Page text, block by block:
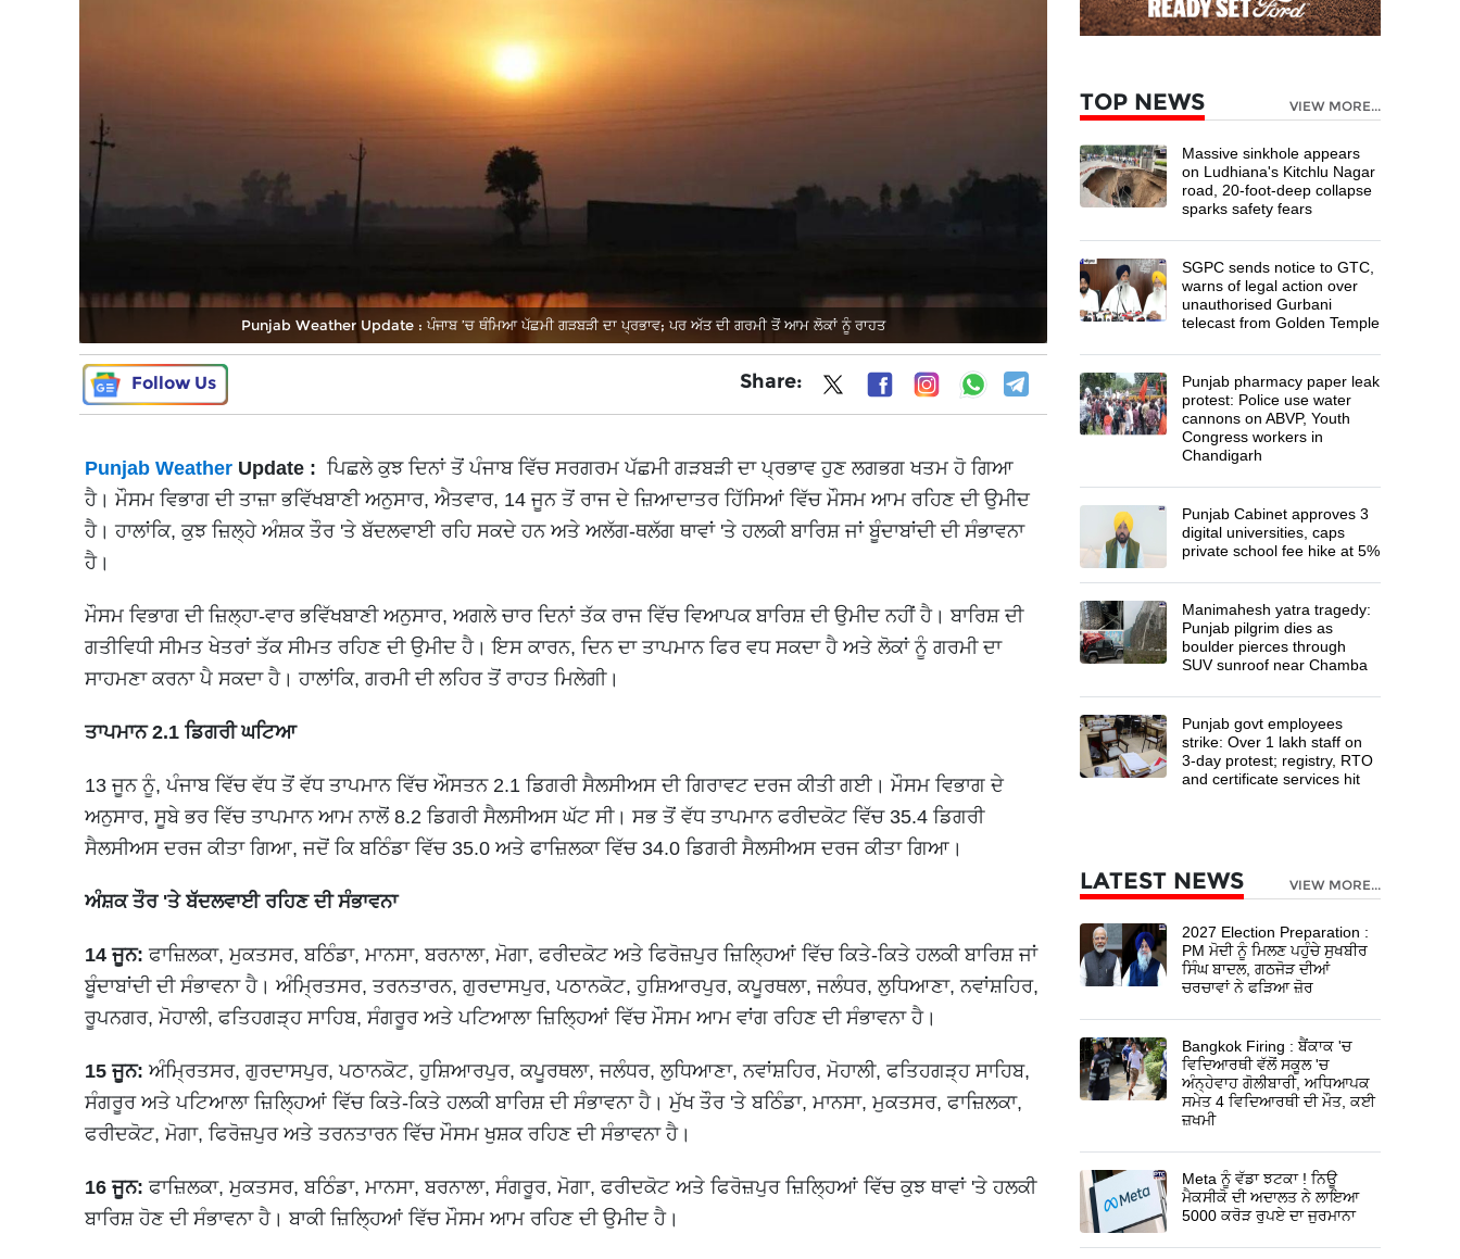
Punjab Weather Update : ਪੰਜਾਬ ’ਚ ਥੰਮਿਆ ਪੱਛਮੀ ਗੜਬੜੀ ਦਾ ਪ੍ਰਭਾਵ; ਪਰ ਅੱਤ ਦੀ ਗਰਮੀ ਤੋਂ ਆਮ ਲੋਕਾਂ ਨੂੰ ਰਾਹਤ
Follow Us Share:
Punjab Weather Update : ਪਿਛਲੇ ਕੁਝ ਦਿਨਾਂ ਤੋਂ ਪੰਜਾਬ ਵਿੱਚ ਸਰਗਰਮ ਪੱਛਮੀ ਗੜਬੜੀ ਦਾ ਪ੍ਰਭਾਵ ਹੁਣ ਲਗਭਗ ਖਤਮ ਹੋ ਗਿਆ
ਹੈ। ਮੌਸਮ ਵਿਭਾਗ ਦੀ ਤਾਜ਼ਾ ਭਵਿੱਖਬਾਣੀ ਅਨੁਸਾਰ, ਐਤਵਾਰ, 14 ਜੂਨ ਤੋਂ ਰਾਜ ਦੇ ਜ਼ਿਆਦਾਤਰ ਹਿੱਸਿਆਂ ਵਿੱਚ ਮੌਸਮ ਆਮ ਰਹਿਣ ਦੀ ਉਮੀਦ
ਹੈ। ਹਾਲਾਂਕਿ, ਕੁਝ ਜ਼ਿਲ੍ਹੇ ਅੰਸ਼ਕ ਤੌਰ 'ਤੇ ਬੱਦਲਵਾਈ ਰਹਿ ਸਕਦੇ ਹਨ ਅਤੇ ਅਲੱਗ-ਥਲੱਗ ਥਾਵਾਂ 'ਤੇ ਹਲਕੀ ਬਾਰਿਸ਼ ਜਾਂ ਬੂੰਦਾਬਾਂਦੀ ਦੀ ਸੰਭਾਵਨਾ
ਹੈ।
ਮੌਸਮ ਵਿਭਾਗ ਦੀ ਜ਼ਿਲ੍ਹਾ-ਵਾਰ ਭਵਿੱਖਬਾਣੀ ਅਨੁਸਾਰ, ਅਗਲੇ ਚਾਰ ਦਿਨਾਂ ਤੱਕ ਰਾਜ ਵਿੱਚ ਵਿਆਪਕ ਬਾਰਿਸ਼ ਦੀ ਉਮੀਦ ਨਹੀਂ ਹੈ। ਬਾਰਿਸ਼ ਦੀ
ਗਤੀਵਿਧੀ ਸੀਮਤ ਖੇਤਰਾਂ ਤੱਕ ਸੀਮਤ ਰਹਿਣ ਦੀ ਉਮੀਦ ਹੈ। ਇਸ ਕਾਰਨ, ਦਿਨ ਦਾ ਤਾਪਮਾਨ ਫਿਰ ਵਧ ਸਕਦਾ ਹੈ ਅਤੇ ਲੋਕਾਂ ਨੂੰ ਗਰਮੀ ਦਾ
ਸਾਹਮਣਾ ਕਰਨਾ ਪੈ ਸਕਦਾ ਹੈ। ਹਾਲਾਂਕਿ, ਗਰਮੀ ਦੀ ਲਹਿਰ ਤੋਂ ਰਾਹਤ ਮਿਲੇਗੀ।
ਤਾਪਮਾਨ 2.1 ਡਿਗਰੀ ਘਟਿਆ
13 ਜੂਨ ਨੂੰ, ਪੰਜਾਬ ਵਿੱਚ ਵੱਧ ਤੋਂ ਵੱਧ ਤਾਪਮਾਨ ਵਿੱਚ ਔਸਤਨ 2.1 ਡਿਗਰੀ ਸੈਲਸੀਅਸ ਦੀ ਗਿਰਾਵਟ ਦਰਜ ਕੀਤੀ ਗਈ। ਮੌਸਮ ਵਿਭਾਗ ਦੇ
ਅਨੁਸਾਰ, ਸੂਬੇ ਭਰ ਵਿੱਚ ਤਾਪਮਾਨ ਆਮ ਨਾਲੋਂ 8.2 ਡਿਗਰੀ ਸੈਲਸੀਅਸ ਘੱਟ ਸੀ। ਸਭ ਤੋਂ ਵੱਧ ਤਾਪਮਾਨ ਫਰੀਦਕੋਟ ਵਿੱਚ 35.4 ਡਿਗਰੀ
ਸੈਲਸੀਅਸ ਦਰਜ ਕੀਤਾ ਗਿਆ, ਜਦੋਂ ਕਿ ਬਠਿੰਡਾ ਵਿੱਚ 35.0 ਅਤੇ ਫਾਜ਼ਿਲਕਾ ਵਿੱਚ 34.0 ਡਿਗਰੀ ਸੈਲਸੀਅਸ ਦਰਜ ਕੀਤਾ ਗਿਆ।
ਅੰਸ਼ਕ ਤੌਰ 'ਤੇ ਬੱਦਲਵਾਈ ਰਹਿਣ ਦੀ ਸੰਭਾਵਨਾ
14 ਜੂਨ: ਫਾਜ਼ਿਲਕਾ, ਮੁਕਤਸਰ, ਬਠਿੰਡਾ, ਮਾਨਸਾ, ਬਰਨਾਲਾ, ਮੋਗਾ, ਫਰੀਦਕੋਟ ਅਤੇ ਫਿਰੋਜ਼ਪੁਰ ਜ਼ਿਲ੍ਹਿਆਂ ਵਿੱਚ ਕਿਤੇ-ਕਿਤੇ ਹਲਕੀ ਬਾਰਿਸ਼ ਜਾਂ
ਬੂੰਦਾਬਾਂਦੀ ਦੀ ਸੰਭਾਵਨਾ ਹੈ। ਅੰਮ੍ਰਿਤਸਰ, ਤਰਨਤਾਰਨ, ਗੁਰਦਾਸਪੁਰ, ਪਠਾਨਕੋਟ, ਹੁਸ਼ਿਆਰਪੁਰ, ਕਪੂਰਥਲਾ, ਜਲੰਧਰ, ਲੁਧਿਆਣਾ, ਨਵਾਂਸ਼ਹਿਰ,
ਰੂਪਨਗਰ, ਮੋਹਾਲੀ, ਫਤਿਹਗੜ੍ਹ ਸਾਹਿਬ, ਸੰਗਰੂਰ ਅਤੇ ਪਟਿਆਲਾ ਜ਼ਿਲ੍ਹਿਆਂ ਵਿੱਚ ਮੌਸਮ ਆਮ ਵਾਂਗ ਰਹਿਣ ਦੀ ਸੰਭਾਵਨਾ ਹੈ।
15 ਜੂਨ: ਅੰਮ੍ਰਿਤਸਰ, ਗੁਰਦਾਸਪੁਰ, ਪਠਾਨਕੋਟ, ਹੁਸ਼ਿਆਰਪੁਰ, ਕਪੂਰਥਲਾ, ਜਲੰਧਰ, ਲੁਧਿਆਣਾ, ਨਵਾਂਸ਼ਹਿਰ, ਮੋਹਾਲੀ, ਫਤਿਹਗੜ੍ਹ ਸਾਹਿਬ,
ਸੰਗਰੂਰ ਅਤੇ ਪਟਿਆਲਾ ਜ਼ਿਲ੍ਹਿਆਂ ਵਿੱਚ ਕਿਤੇ-ਕਿਤੇ ਹਲਕੀ ਬਾਰਿਸ਼ ਦੀ ਸੰਭਾਵਨਾ ਹੈ। ਮੁੱਖ ਤੌਰ 'ਤੇ ਬਠਿੰਡਾ, ਮਾਨਸਾ, ਮੁਕਤਸਰ, ਫਾਜ਼ਿਲਕਾ,
ਫਰੀਦਕੋਟ, ਮੋਗਾ, ਫਿਰੋਜ਼ਪੁਰ ਅਤੇ ਤਰਨਤਾਰਨ ਵਿੱਚ ਮੌਸਮ ਖੁਸ਼ਕ ਰਹਿਣ ਦੀ ਸੰਭਾਵਨਾ ਹੈ।
16 ਜੂਨ: ਫਾਜ਼ਿਲਕਾ, ਮੁਕਤਸਰ, ਬਠਿੰਡਾ, ਮਾਨਸਾ, ਬਰਨਾਲਾ, ਸੰਗਰੂਰ, ਮੋਗਾ, ਫਰੀਦਕੋਟ ਅਤੇ ਫਿਰੋਜ਼ਪੁਰ ਜ਼ਿਲ੍ਹਿਆਂ ਵਿੱਚ ਕੁਝ ਥਾਵਾਂ 'ਤੇ ਹਲਕੀ
ਬਾਰਿਸ਼ ਹੋਣ ਦੀ ਸੰਭਾਵਨਾ ਹੈ। ਬਾਕੀ ਜ਼ਿਲ੍ਹਿਆਂ ਵਿੱਚ ਮੌਸਮ ਆਮ ਰਹਿਣ ਦੀ ਉਮੀਦ ਹੈ।
TOP NEWS VIEW MORE...
Massive sinkhole appears
on Ludhiana's Kitchlu Nagar
road, 20-foot-deep collapse
sparks safety fears
SGPC sends notice to GTC,
warns of legal action over
unauthorised Gurbani
telecast from Golden Temple
Punjab pharmacy paper leak
protest: Police use water
cannons on ABVP, Youth
Congress workers in
Chandigarh
Punjab Cabinet approves 3
digital universities, caps
private school fee hike at 5%
Manimahesh yatra tragedy:
Punjab pilgrim dies as
boulder pierces through
SUV sunroof near Chamba
Punjab govt employees
strike: Over 1 lakh staff on
3-day protest; registry, RTO
and certificate services hit
LATEST NEWS VIEW MORE...
2027 Election Preparation :
PM ਮੋਦੀ ਨੂੰ ਮਿਲਣ ਪਹੁੰਚੇ ਸੁਖਬੀਰ
ਸਿੰਘ ਬਾਦਲ, ਗਠਜੋੜ ਦੀਆਂ
ਚਰਚਾਵਾਂ ਨੇ ਫੜਿਆ ਜ਼ੋਰ
Bangkok Firing : ਬੈਂਕਾਕ 'ਚ
ਵਿਦਿਆਰਥੀ ਵੱਲੋਂ ਸਕੂਲ 'ਚ
ਅੰਨ੍ਹੇਵਾਹ ਗੋਲੀਬਾਰੀ, ਅਧਿਆਪਕ
ਸਮੇਤ 4 ਵਿਦਿਆਰਥੀ ਦੀ ਮੌਤ, ਕਈ
ਜ਼ਖਮੀ
Meta ਨੂੰ ਵੱਡਾ ਝਟਕਾ ! ਨਿਊ
ਮੈਕਸੀਕੋ ਦੀ ਅਦਾਲਤ ਨੇ ਲਾਇਆ
5000 ਕਰੋੜ ਰੁਪਏ ਦਾ ਜੁਰਮਾਨਾ